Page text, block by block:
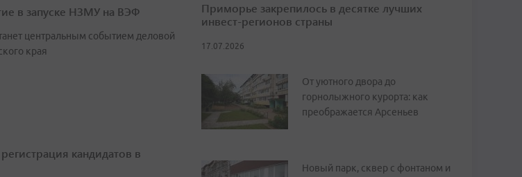
в запуске НЗМУ на ВЭФ
центральным событием деловой
края
кандидатов в
Приморье закрепилось в десятке лучших
инвест-регионов страны
17.07.2026
От уютного двора до
горнолыжного курорта: как
преображается Арсеньев
Новый парк, сквер с фонтаном и